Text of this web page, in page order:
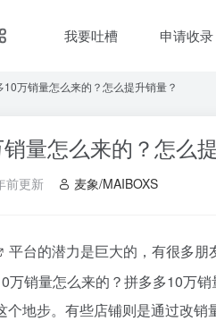
我要吐槽 申请收录
10万销量怎么来的？怎么提升销量？
量怎么来的？怎么
前更新 麦象/MAIBOXS
平台的潜力是巨大的，有很多朋
万销量怎么来的？拼多多10万
地步。有些店铺则是通过改销